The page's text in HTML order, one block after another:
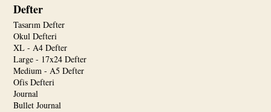
Defter
Tasarım Defter
Okul Defteri
XL - A4 Defter
Large - 17x24 Defter
Medium - A5 Defter
Ofis Defteri
Journal
Bullet Journal